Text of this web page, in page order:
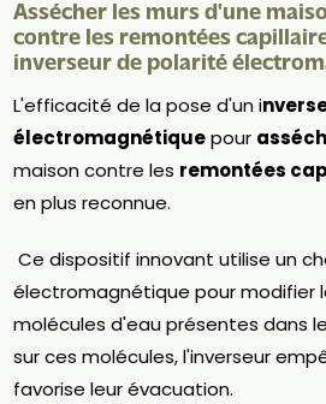
Assécher les murs d'une
contre les remontées
inverseur de polarité
L'efficacité de la pose d'un i
électromagnétiquepour
maison contre les remontées
en plus reconnue.
Ce dispositif innovant utilise un
électromagnétique pour modifier
molécules d'eau présentes dans
sur ces molécules, l'inverseur
favorise leur évacuation.